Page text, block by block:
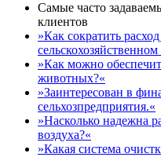
Самые часто
клиентов
»Как сократить
»Как можно
животных?«
»Заинтересован в
сельхозпредприятия.«
»Насколько надежна
воздуха?«
»Какая система